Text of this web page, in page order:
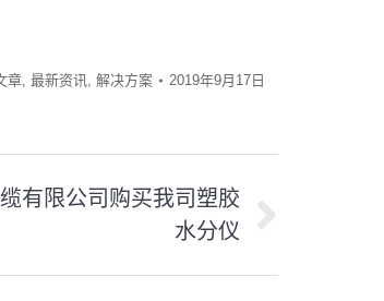
章, 最新资讯, 解决方案 2019年9月17日
有限公司购买我司塑胶
水分仪